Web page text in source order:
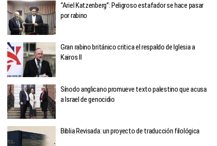
“Ariel Katzenberg”: Peligroso estafador se hace pasar
por rabino
Gran rabino británico critica el respaldo de Iglesia a
Kairos II
Sínodo anglicano promueve texto palestino que acusa
a Israel de genocidio
Biblia Revisada: un proyecto de traducción filológica